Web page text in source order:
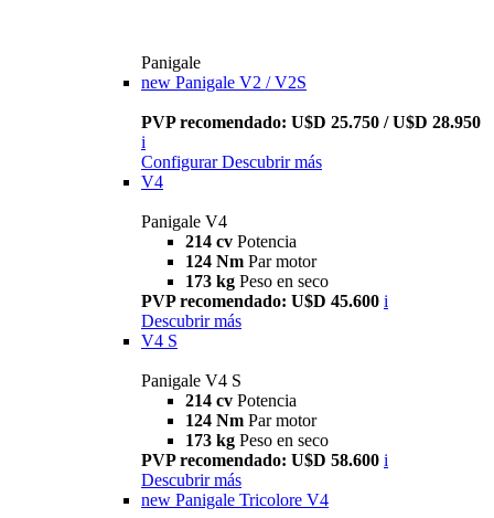
Panigale
new Panigale V2 / V2S
PVP recomendado: U$D 25.750 / U$D 28.950
i
Configurar Descubrir más
V4
Panigale V4
214 cv Potencia
124 Nm Par motor
173 kg Peso en seco
PVP recomendado: U$D 45.600 i
Descubrir más
V4 S
Panigale V4 S
214 cv Potencia
124 Nm Par motor
173 kg Peso en seco
PVP recomendado: U$D 58.600 i
Descubrir más
new Panigale Tricolore V4